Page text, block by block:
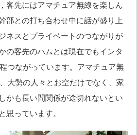
客先にはアマチュア無線を楽しん
部との打ち合わせ中に話が盛り上
ネスとプライベートのつながりが
の客先のハムとは現在でもインタ
つながっています。アマチュア無
大勢の人々とお空だけでなく、家
かも長い間関係が途切れないとい
思っています。